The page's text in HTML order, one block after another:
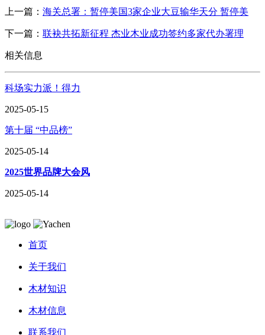
上一篇： 海关总署：暂停美国3家企业大豆输华天分 暂停美
下一篇： 联袂共拓新征程 杰业木业成功签约多家代办署理
相关信息
科场实力派！得力
2025-05-15
第十届 “中品榜”
2025-05-14
2025世界品牌大会风
2025-05-14
首页
关于我们
木材知识
木材信息
联系我们